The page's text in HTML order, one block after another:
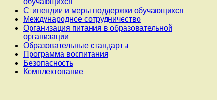
обучающихся
Стипендии и меры поддержки обучающихся
Международное сотрудничество
Организация питания в образовательной
организации
Образовательные стандарты
Программа воспитания
Безопасность
Комплектование